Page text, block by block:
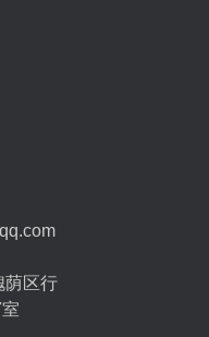
荫区行